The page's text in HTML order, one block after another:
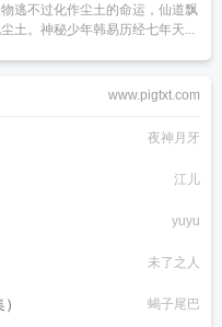
逃不过化作尘土的命运，仙道飘
土。神秘少年韩易历经七年天...
www.pigtxt.com
夜神月牙
江儿
yuyu
未了之人
蝎子尾巴